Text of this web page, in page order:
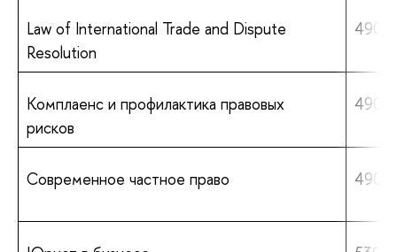
Law of International Trade and Dispute
Resolution
490
Комплаенс и профилактика правовых
рисков
490
Современное частное право 490